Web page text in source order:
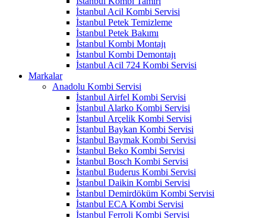
İstanbul Acil Kombi Servisi
İstanbul Petek Temizleme
İstanbul Petek Bakımı
İstanbul Kombi Montajı
İstanbul Kombi Demontajı
İstanbul Acil 724 Kombi Servisi
Markalar
Anadolu Kombi Servisi
İstanbul Airfel Kombi Servisi
İstanbul Alarko Kombi Servisi
İstanbul Arçelik Kombi Servisi
İstanbul Baykan Kombi Servisi
İstanbul Baymak Kombi Servisi
İstanbul Beko Kombi Servisi
İstanbul Bosch Kombi Servisi
İstanbul Buderus Kombi Servisi
İstanbul Daikin Kombi Servisi
İstanbul Demirdöküm Kombi Servisi
İstanbul ECA Kombi Servisi
İstanbul Ferroli Kombi Servisi